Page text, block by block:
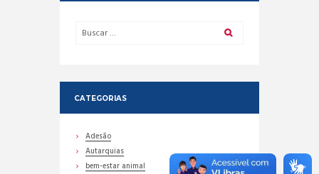
CATEGORIAS
Adesão
Autarquias
bem-estar animal